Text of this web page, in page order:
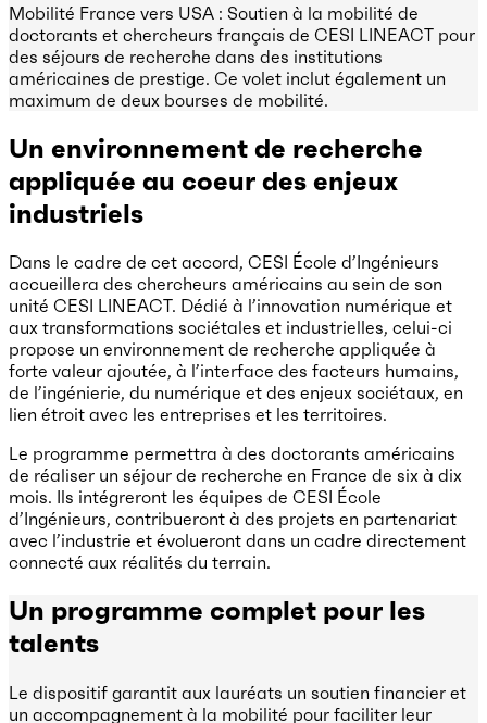
Mobilité France vers USA : Soutien à la mobilité de
doctorants et chercheurs français de CESI LINEACT pour
des séjours de recherche dans des institutions
américaines de prestige. Ce volet inclut également un
maximum de deux bourses de mobilité.
Un environnement de recherche
appliquée au coeur des enjeux
industriels
Dans le cadre de cet accord, CESI École d’Ingénieurs
accueillera des chercheurs américains au sein de son
unité CESI LINEACT. Dédié à l’innovation numérique et
aux transformations sociétales et industrielles, celui-ci
propose un environnement de recherche appliquée à
forte valeur ajoutée, à l’interface des facteurs humains,
de l’ingénierie, du numérique et des enjeux sociétaux, en
lien étroit avec les entreprises et les territoires.
Le programme permettra à des doctorants américains
de réaliser un séjour de recherche en France de six à dix
mois. Ils intégreront les équipes de CESI École
d’Ingénieurs, contribueront à des projets en partenariat
avec l’industrie et évolueront dans un cadre directement
connecté aux réalités du terrain.
Un programme complet pour les
talents
Le dispositif garantit aux lauréats un soutien financier et
un accompagnement à la mobilité pour faciliter leur